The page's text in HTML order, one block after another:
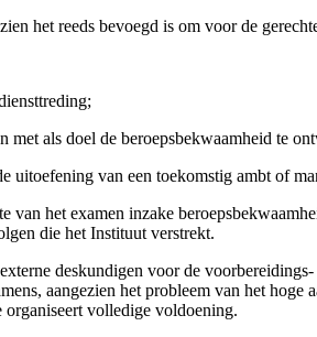
het reeds bevoegd is om voor de
als doel de beroepsbekwaamheid te
van een toekomstig ambt of
het examen inzake
die het Instituut verstrekt.
deskundigen voor de
aangezien het probleem van het
organiseert volledige voldoening.